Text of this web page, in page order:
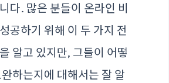
다. 많은 분들이 온라인 비
공하기 위해 이 두 가지 전
알고 있지만, 그들이 어떻
하는지에 대해서는 잘 알